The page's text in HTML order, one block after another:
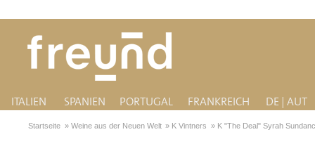
ITALIEN SPANIEN PORTUGAL FRANKREICH DE | AUT
Startseite » Weine aus der Neuen Welt » K Vintners » K "The Deal" Syrah